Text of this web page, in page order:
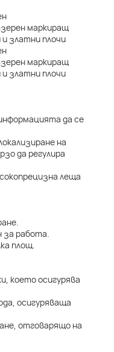
да се
на
да регулира
леща
за работа.
площ.
което осигурява
осигуряваща
отговарящо на